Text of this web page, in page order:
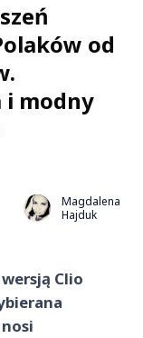
od
i modny
Magdalena
Hajduk
Clio